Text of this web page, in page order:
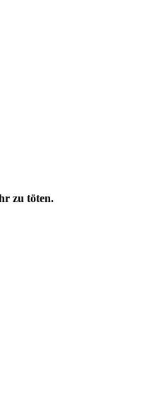
zu töten.